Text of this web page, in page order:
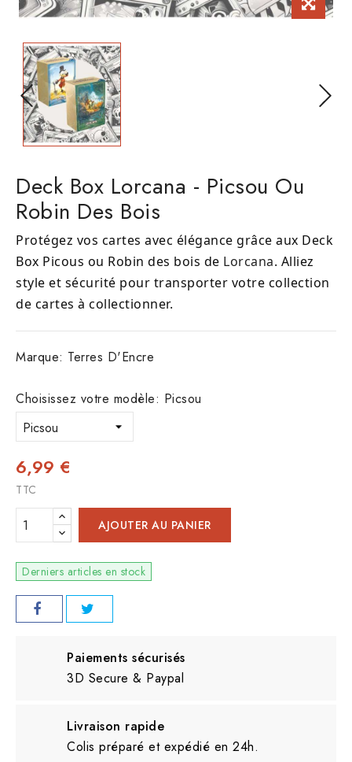
Deck Box Lorcana - Picsou Ou
Robin Des Bois
Protégez vos cartes avec élégance grâce aux Deck
Box Picous ou Robin des bois de Lorcana. Alliez
style et sécurité pour transporter votre collection
de cartes à collectionner.
Marque: Terres D'Encre
Choisissez votre modèle: Picsou
6,99 €
TTC
AJOUTER AU PANIER
Derniers articles en stock
Paiements sécurisés
3D Secure & Paypal
Livraison rapide
Colis préparé et expédié en 24h.